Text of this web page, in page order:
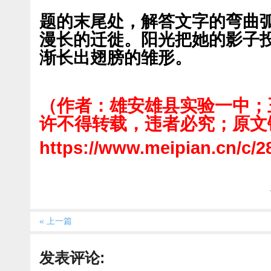
题的末尾处，解答文字的弯曲
漫长的迁徙。阳光把她的影子
渐长出翅膀的雏形。
（作者：雄安雄县实验一中
许不得转载，违者必究；原
https://www.meipian.cn/c/
« 上一篇
发表评论: